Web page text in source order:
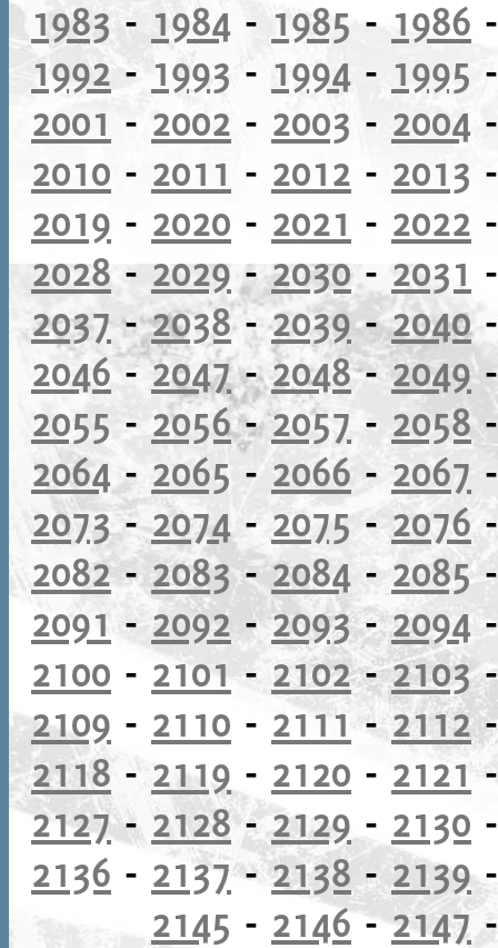
1983- 1984 - 1985 - 1986
1992-1993 - 1994 - 1995
2001 - 2002 - 2003 - 2004
2010 - 2011 - 2012 - 2013
2019 - 2020 - 2021 - 2022
2028 - 2029 -2030- 2031
2037-2038-2039-2040
2046-2047-2048-2049
2055 - 2056-2057 - 2058
2064 - 2065 - 2066 - 2067
2073-2074- 2075- 2076
2082-2083-2084-2085
2091 -2092 -2093-2094
2100 - 2101-2102-2103
2109 - 2110 - 2111-2112
2118- 2119 - 2120 - 2121
2127- 2128-2129 - 2130
2136 - 2137-2138- 2139
2145 - 2146-2147